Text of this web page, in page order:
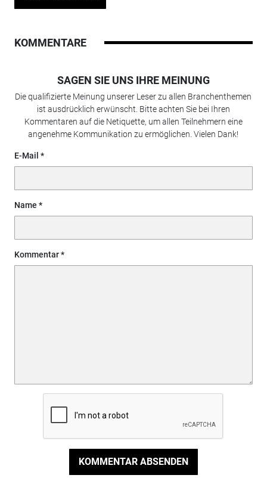
KOMMENTARE
SAGEN SIE UNS IHRE MEINUNG
Die qualifizierte Meinung unserer Leser zu allen Branchenthemen
ist ausdrücklich erwünscht. Bitte achten Sie bei Ihren
Kommentaren auf die Netiquette, um allen Teilnehmern eine
angenehme Kommunikation zu ermöglichen. Vielen Dank!
E-Mail
Name
Kommentar
KOMMENTAR ABSENDEN